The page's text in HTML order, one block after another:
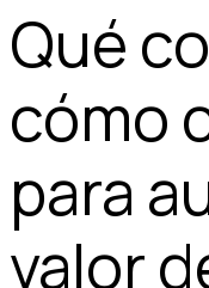
Qué
cómo
para
valor